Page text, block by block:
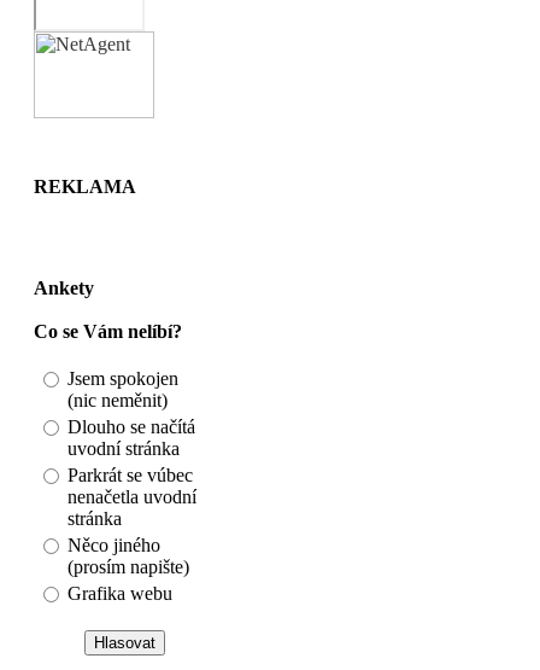
REKLAMA
Ankety
Co se Vám nelíbí?
Jsem spokojen
(nic neměnit)
Dlouho se načítá
uvodní stránka
Parkrát se vúbec
nenačetla uvodní
stránka
Něco jiného
(prosím napište)
Grafika webu